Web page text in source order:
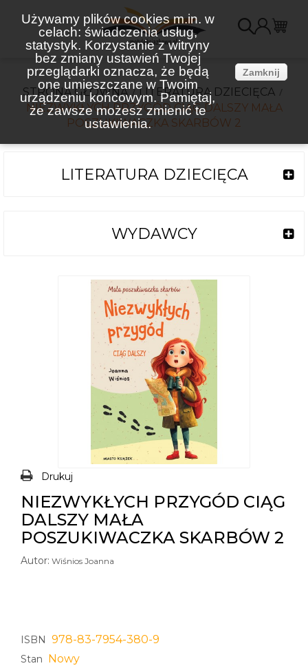
Używamy plików cookies m.in. w
celach: świadczenia usług,
statystyk. Korzystanie z witryny
bez zmiany ustawień Twojej
przeglądarki oznacza, że będą
one umieszczane w Twoim
urządzeniu końcowym. Pamiętaj,
że zawsze możesz zmienić te
ustawienia.
Zamknij
STRONA GŁÓWNA
LITERATURA DZIECIĘCA
NIEZWYKŁYCH PRZYGÓD CIĄG DALSZY MAŁA
POSZUKIWACZKA SKARBÓW 2
LITERATURA DZIECIĘCA
WYDAWCY
Drukuj
NIEZWYKŁYCH PRZYGÓD CIĄG
DALSZY MAŁA
POSZUKIWACZKA SKARBÓW 2
Autor: Wiśnios Joanna
ISBN 978-83-7954-380-9
Stan Nowy